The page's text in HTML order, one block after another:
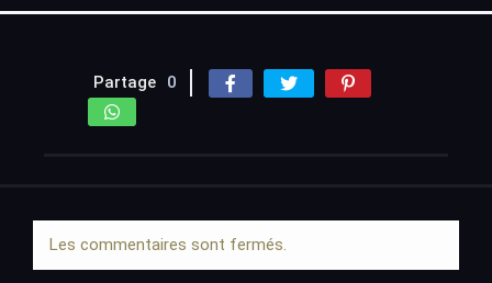
Partage 0
Les commentaires sont fermés.